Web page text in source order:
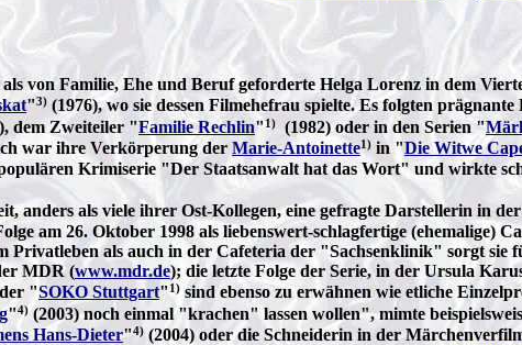
von Familie, Ehe und Beruf geforderte Helga Lorenz in dem
"3) (1976), wo sie dessen Filmehefrau spielte. Es folgten
dem Zweiteiler "Familie Rechlin"1) (1982) oder in den Serien "
war ihre Verkörperung der Marie-Antoinette1) in "Die Witwe
Krimiserie "Der Staatsanwalt hat das Wort" und wirkte
anders als viele ihrer Ost-Kollegen, eine gefragte Darstellerin in
am 26. Oktober 1998 als liebenswert-schlagfertige (ehemalige)
Privatleben als auch in der Cafeteria der "Sachsenklinik" sorgt
MDR (www.mdr.de); die letzte Folge der Serie, in der Ursula
"SOKO Stuttgart" 1) sind ebenso zu erwähnen wie etliche
"4) (2003) noch einmal "krachen" lassen wollen", mimte
Hans-Dieter"4) (2004) oder die Schneiderin in der